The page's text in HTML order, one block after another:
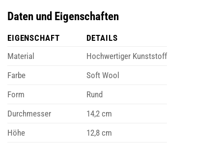
Daten und Eigenschaften
EIGENSCHAFT
DETAILS
Material
Hochwertiger Kunststoff
Farbe
Soft Wool
Form
Rund
Durchmesser
14,2 cm
Höhe
12,8 cm